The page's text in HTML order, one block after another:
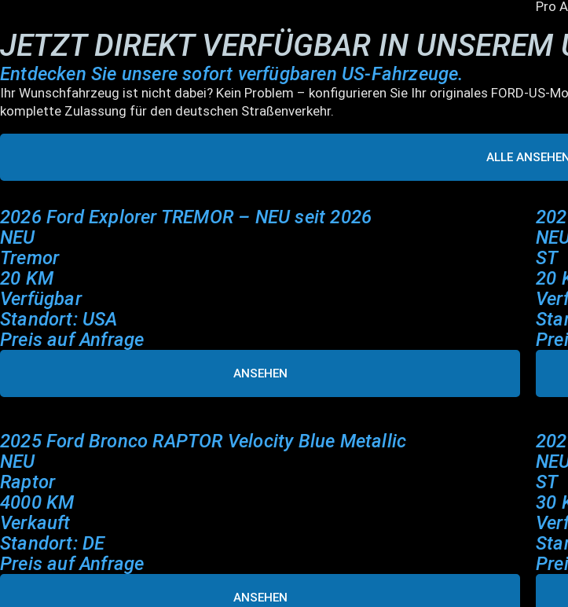
Pro
JETZT DIREKT VERFÜGBAR IN UNSEREM
Entdecken Sie unsere sofort verfügbaren US-Fahrzeuge.
Ihr Wunschfahrzeug ist nicht dabei? Kein Problem – konfigurieren Sie Ihr originales FORD-
komplette Zulassung für den deutschen Straßenverkehr.
ALLE
2026 Ford Explorer TREMOR – NEU seit 2026
NEU
Tremor
20 KM
Verfügbar
Standort: USA
Preis auf Anfrage
ANSEHEN
ST
20
2025 Ford Bronco RAPTOR Velocity Blue Metallic
NEU
Raptor
4000 KM
Verkauft
Standort: DE
Preis auf Anfrage
ANSEHEN
ST
30